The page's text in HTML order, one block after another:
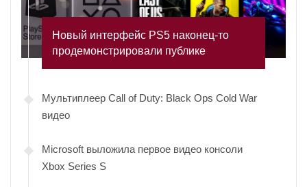
Новый интерфейс PS5 наконец-то
продемонстрировали публике
Мультиплеер Call of Duty: Black Ops Cold War
видео
Microsoft выложила первое видео консоли
Xbox Series S